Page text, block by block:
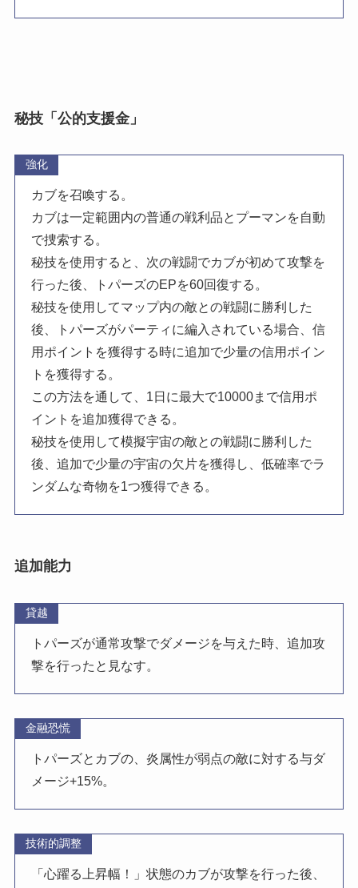
秘技「公的支援金」
強化
カブを召喚する。
カブは一定範囲内の普通の戦利品とプーマンを自動
で捜索する。
秘技を使用すると、次の戦闘でカブが初めて攻撃を
行った後、トパーズのEPを60回復する。
秘技を使用してマップ内の敵との戦闘に勝利した
後、トパーズがパーティに編入されている場合、信
用ポイントを獲得する時に追加で少量の信用ポイン
トを獲得する。
この方法を通して、1日に最大で10000まで信用ポ
イントを追加獲得できる。
秘技を使用して模擬宇宙の敵との戦闘に勝利した
後、追加で少量の宇宙の欠片を獲得し、低確率でラ
ンダムな奇物を1つ獲得できる。
追加能力
貸越
トパーズが通常攻撃でダメージを与えた時、追加攻
撃を行ったと見なす。
金融恐慌
トパーズとカブの、炎属性が弱点の敵に対する与ダ
メージ+15%。
技術的調整
「心躍る上昇幅！」状態のカブが攻撃を行った後、